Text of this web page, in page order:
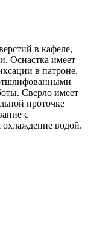
в кафеле,
Оснастка имеет
в патроне,
Сверло имеет
проточке
с
водой.